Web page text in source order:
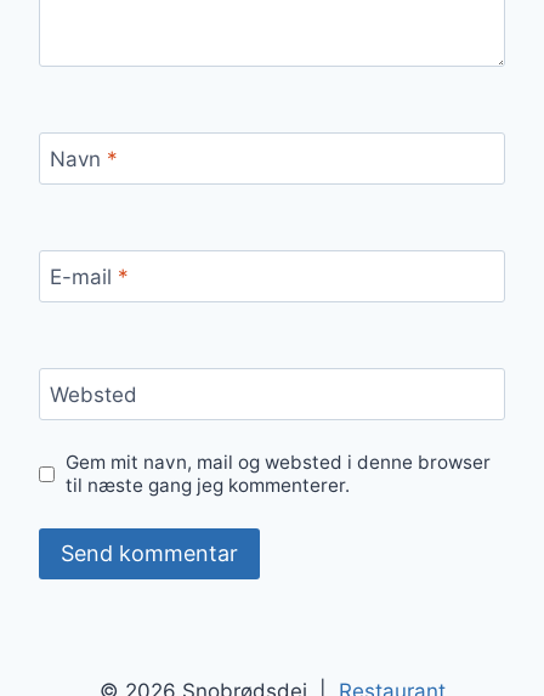
Navn *
E-mail *
Websted
Gem mit navn, mail og websted i denne browser
til næste gang jeg kommenterer.
© 2026 Snobrødsdej | Restaurant